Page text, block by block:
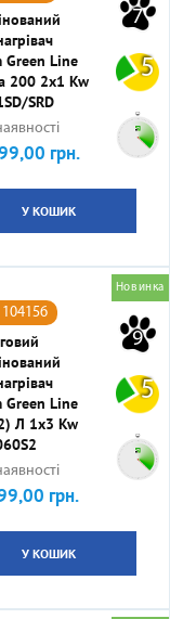
7
5
Green Line
200 2x1 Kw
SRD
грн.
У КОШИК
Новинка
9
5
Green Line
Л 1x3 Kw
грн.
У КОШИК